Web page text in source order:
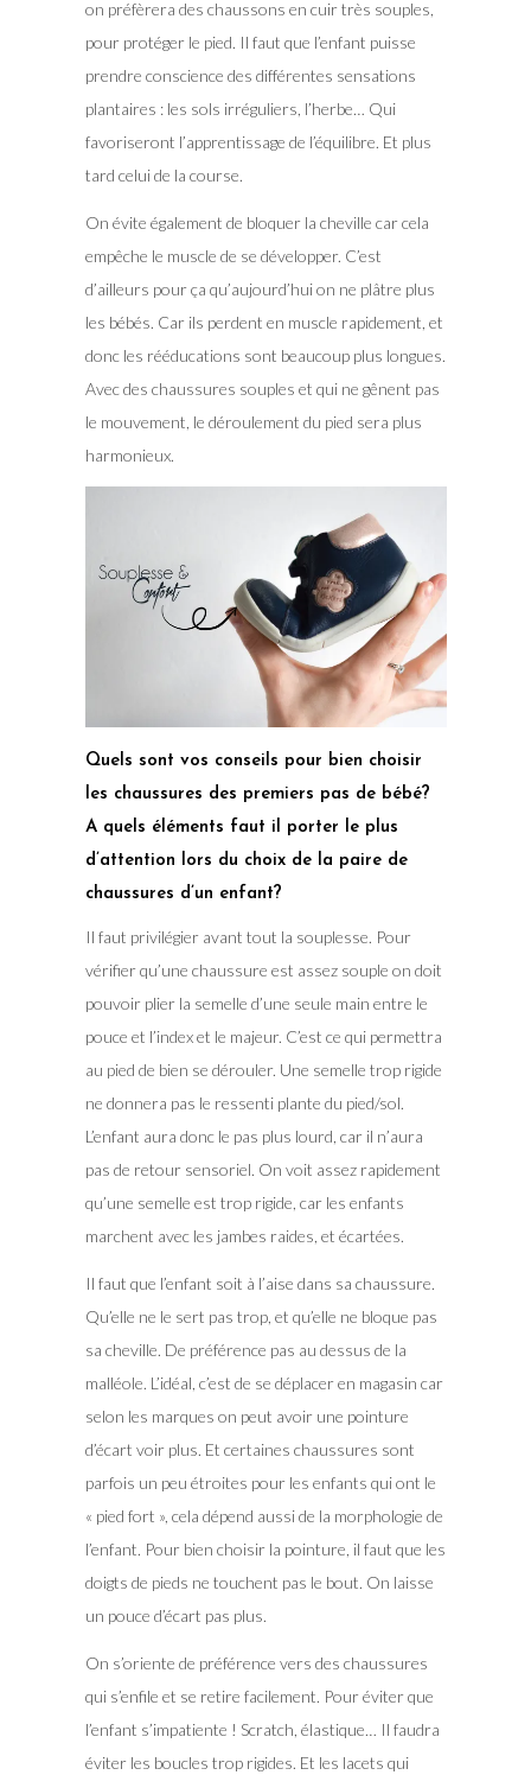
on préfèrera des chaussons en cuir très souples,
pour protéger le pied. Il faut que l’enfant puisse
prendre conscience des différentes sensations
plantaires : les sols irréguliers, l’herbe… Qui
favoriseront l’apprentissage de l’équilibre. Et plus
tard celui de la course.
On évite également de bloquer la cheville car cela
empêche le muscle de se développer. C’est
d’ailleurs pour ça qu’aujourd’hui on ne plâtre plus
les bébés. Car ils perdent en muscle rapidement, et
donc les rééducations sont beaucoup plus longues.
Avec des chaussures souples et qui ne gênent pas
le mouvement, le déroulement du pied sera plus
harmonieux.
Quels sont vos conseils pour bien choisir
les chaussures des premiers pas de bébé?
A quels éléments faut il porter le plus
d’attention lors du choix de la paire de
chaussures d’un enfant?
Il faut privilégier avant tout la souplesse. Pour
vérifier qu’une chaussure est assez souple on doit
pouvoir plier la semelle d’une seule main entre le
pouce et l’index et le majeur. C’est ce qui permettra
au pied de bien se dérouler. Une semelle trop rigide
ne donnera pas le ressenti plante du pied/sol.
L’enfant aura donc le pas plus lourd, car il n’aura
pas de retour sensoriel. On voit assez rapidement
qu’une semelle est trop rigide, car les enfants
marchent avec les jambes raides, et écartées.
Il faut que l’enfant soit à l’aise dans sa chaussure.
Qu’elle ne le sert pas trop, et qu’elle ne bloque pas
sa cheville. De préférence pas au dessus de la
malléole. L’idéal, c’est de se déplacer en magasin car
selon les marques on peut avoir une pointure
d’écart voir plus. Et certaines chaussures sont
parfois un peu étroites pour les enfants qui ont le
« pied fort », cela dépend aussi de la morphologie de
l’enfant. Pour bien choisir la pointure, il faut que les
doigts de pieds ne touchent pas le bout. On laisse
un pouce d’écart pas plus.
On s’oriente de préférence vers des chaussures
qui s’enfile et se retire facilement. Pour éviter que
l’enfant s’impatiente ! Scratch, élastique… Il faudra
éviter les boucles trop rigides. Et les lacets qui